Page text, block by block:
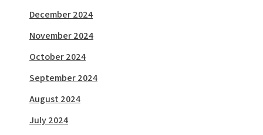
December 2024
November 2024
October 2024
September 2024
August 2024
July 2024